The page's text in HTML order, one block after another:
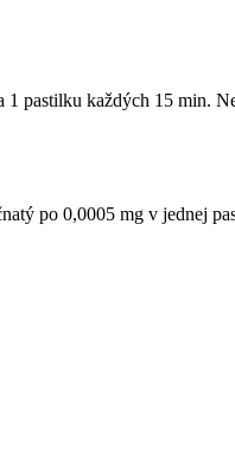
pastilku každých 15 min.
po 0,0005 mg v jednej